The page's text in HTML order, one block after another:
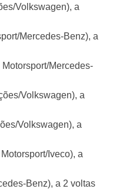
Volkswagen), a
Mercedes-Benz), a
Mercedes-
Volkswagen), a
Volkswagen), a
Iveco), a
Benz), a 2 voltas